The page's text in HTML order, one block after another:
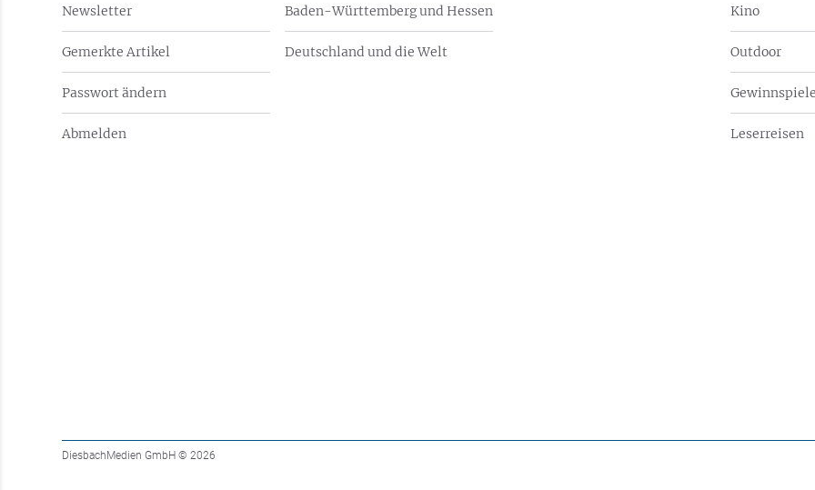
Newsletter
Gemerkte Artikel
Passwort ändern
Abmelden
Baden-Württemberg und Hessen
Deutschland und die Welt
Kino
Outdoor
Gewinnspiele
Leserreisen
DiesbachMedien GmbH © 2026